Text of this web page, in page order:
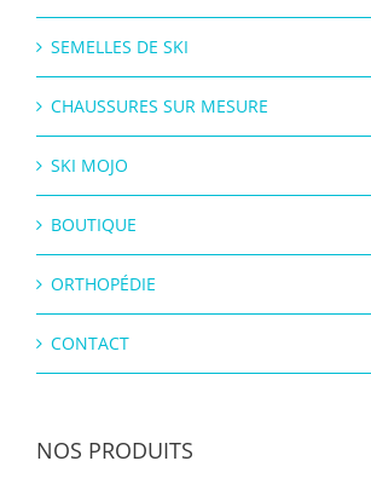
SEMELLES DE SKI
CHAUSSURES SUR MESURE
SKI MOJO
BOUTIQUE
ORTHOPÉDIE
CONTACT
NOS PRODUITS